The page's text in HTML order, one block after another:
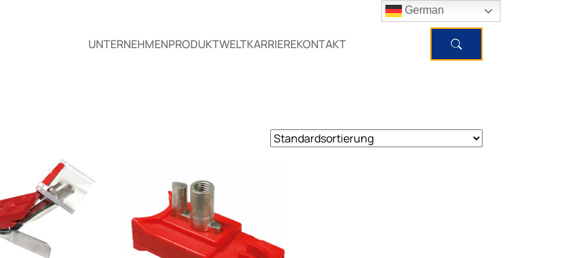
UNTERNEHMENPRODUKTWELTKARRIEREKONTAKT
German